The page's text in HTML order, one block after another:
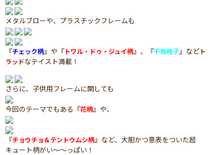
メタルブローや、プラスチックフレームも
『チェック柄』や『トワル・ドゥ・ジュイ柄』、『千鳥格子』など ト
ラッドなテイスト満載！
さらに、子供用フレームに関しても
今回のテーマでもある『花柄』や、
『チョウチョ＆テントウムシ柄』など、大胆かつ意表をついた超
キュート柄がい～～っぱい！